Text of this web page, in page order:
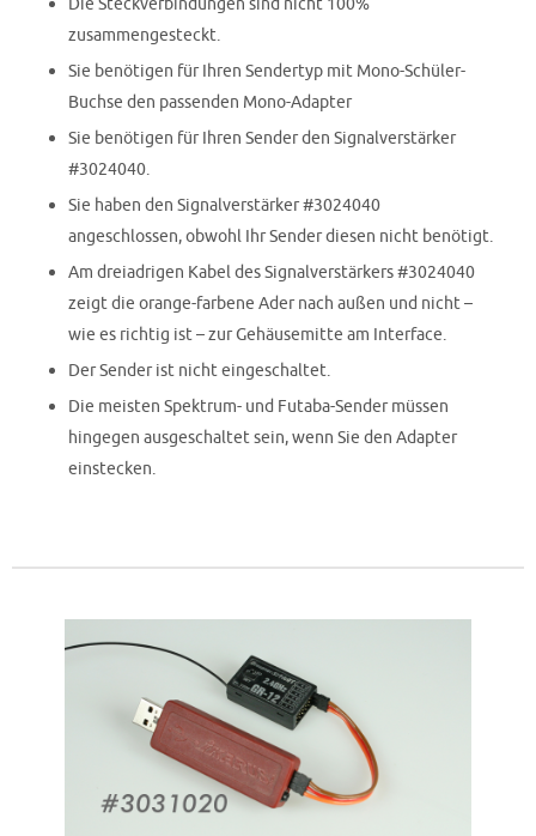
zusammengesteckt.
Sie benötigen für Ihren Sendertyp mit Mono-Schüler-
Buchse den passenden Mono-Adapter
Sie benötigen für Ihren Sender den Signalverstärker
#3024040.
Sie haben den Signalverstärker #3024040
angeschlossen, obwohl Ihr Sender diesen nicht benötigt.
Am dreiadrigen Kabel des Signalverstärkers #3024040
zeigt die orange-farbene Ader nach außen und nicht –
wie es richtig ist – zur Gehäusemitte am Interface.
Der Sender ist nicht eingeschaltet.
Die meisten Spektrum- und Futaba-Sender müssen
hingegen ausgeschaltet sein, wenn Sie den Adapter
einstecken.